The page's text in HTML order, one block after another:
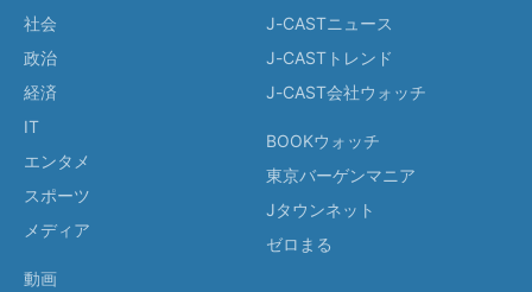
社会
政治
経済
IT
エンタメ
スポーツ
メディア
動画
J-CASTニュース
J-CASTトレンド
J-CAST会社ウォッチ
BOOKウォッチ
東京バーゲンマニア
Jタウンネット
ゼロまる